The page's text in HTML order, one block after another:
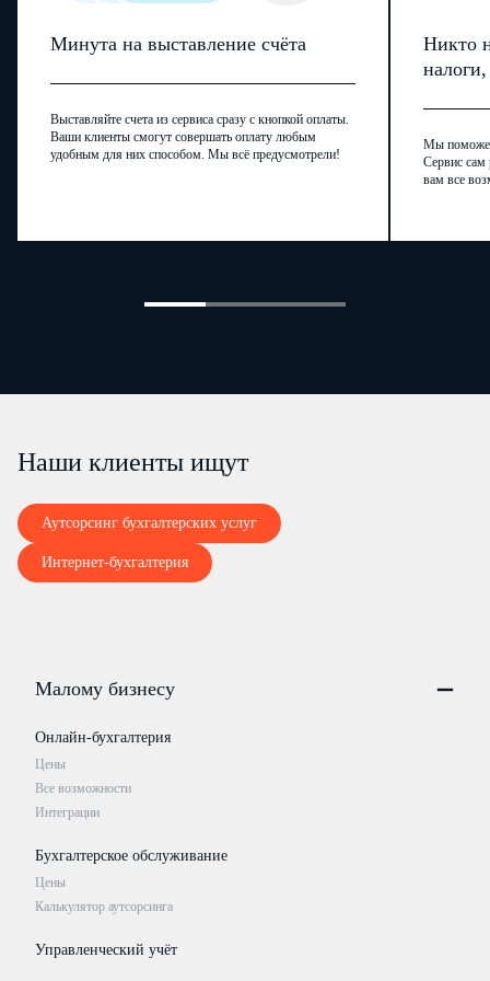
Минута на выставление счёта
Выставляйте счета из сервиса сразу с кнопкой оплаты.
Ваши клиенты смогут совершать оплату любым
удобным для них способом. Мы всё предусмотрели!
Никто
Мы
Сервис сам
вам все
Наши клиенты ищут
Аутсорсинг бухгалтерских услуг
Интернет-бухгалтерия
Малому бизнесу
Онлайн-бухгалтерия
Цены
Все возможности
Интеграции
Бухгалтерское обслуживание
Цены
Калькулятор аутсорсинга
Управленческий учёт